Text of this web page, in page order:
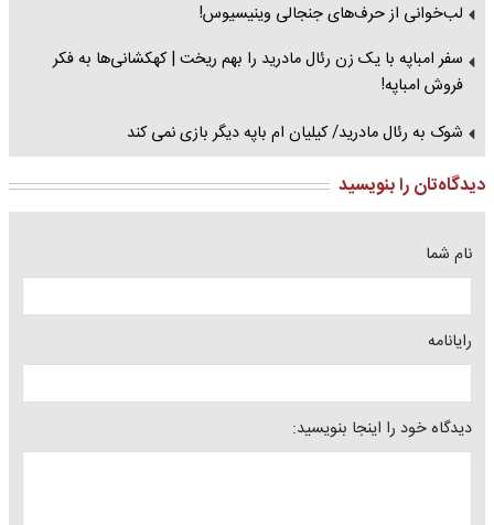
لب‌خوانی از حرف‌های جنجالی وینیسیوس!
سفر امباپه با یک زن رئال مادرید را بهم ریخت | کهکشانی‌ها به فکر
فروش امباپه!
شوک به رئال مادرید/ کیلیان ام باپه دیگر بازی نمی کند
دیدگاه‌تان را بنویسید
نام شما
رایانامه
دیدگاه خود را اینجا بنویسید: